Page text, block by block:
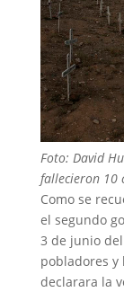
Foto: David
fallecieron 10
Como se
el segundo
3 de junio
pobladores y
declarara la